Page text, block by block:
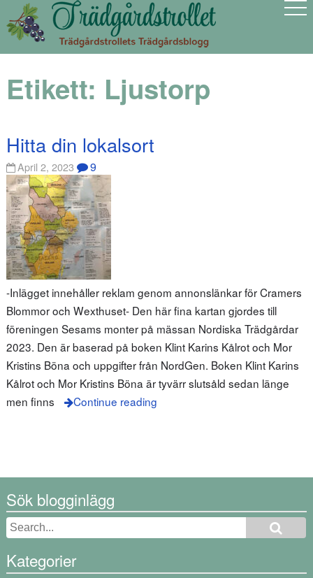
Etikett: Ljustorp
Hitta din lokalsort
April 2, 2023 9
-Inlägget innehåller reklam genom annonslänkar för Cramers
Blommor och Wexthuset- Den här fina kartan gjordes till
föreningen Sesams monter på mässan Nordiska Trädgårdar
2023. Den är baserad på boken Klint Karins Kålrot och Mor
Kristins Böna och uppgifter från NordGen. Boken Klint Karins
Kålrot och Mor Kristins Böna är tyvärr slutsåld sedan länge
men finns
Continue reading
Sök blogginlägg
Kategorier